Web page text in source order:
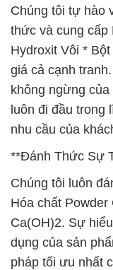
Chúng tôi tự hào
thức và cung cấp
Hydroxit Vôi *
giá cả cạnh
không ngừng
luôn đi đầu
nhu cầu của
**Đánh Thức Sự
Chúng tôi luôn
Hóa chất
Ca(OH)2. Sự
dụng của sản
pháp tối ưu nhất